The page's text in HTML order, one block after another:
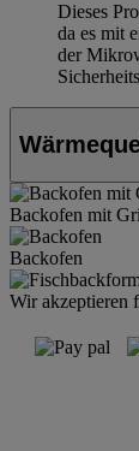
Dieses
da es mit
der
Backofen mit
Backofen
Wir akzeptieren